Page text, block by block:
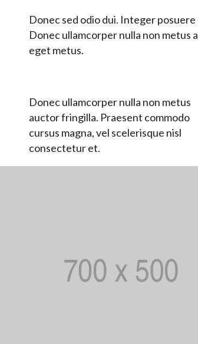
Donec sed odio dui. Integer
Donec ullamcorper nulla non metus
eget metus.
Donec ullamcorper nulla non metus
auctor fringilla. Praesent commodo
cursus magna, vel scelerisque nisl
consectetur et.